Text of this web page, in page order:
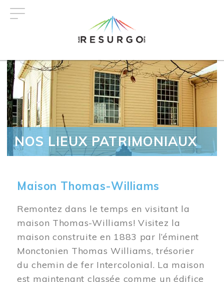
NOS LIEUX PATRIMONIAUX
Maison Thomas-Williams
Remontez dans le temps en visitant la
maison Thomas-Williams! Visitez la
maison construite en 1883 par l’éminent
Monctonien Thomas Williams, trésorier
du chemin de fer Intercolonial. La maison
est maintenant classée comme un édifice